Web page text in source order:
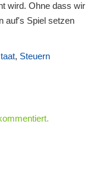
wird. Ohne dass wir
auf's Spiel setzen
, Steuern